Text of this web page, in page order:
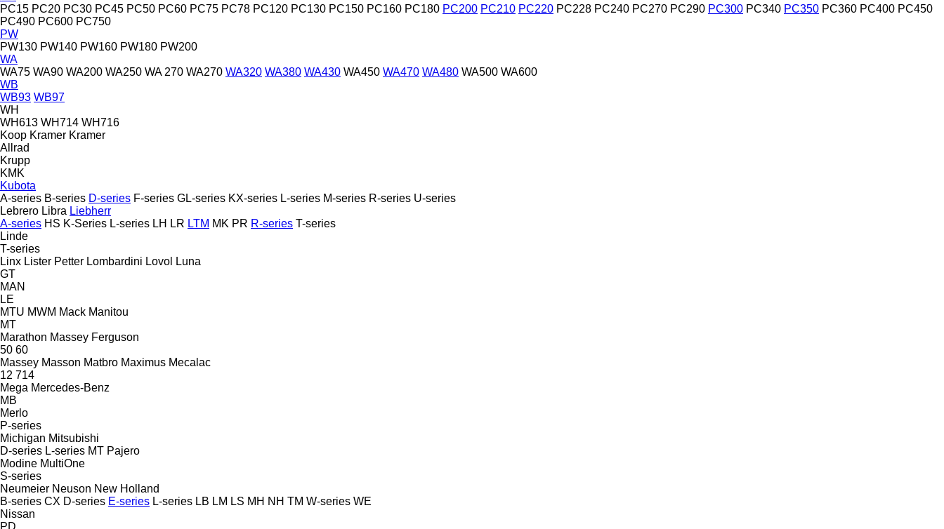
PC15 PC20 PC30 PC45 PC50 PC60 PC75 PC78 PC120 PC130 PC150 PC160 PC180 PC200 PC210 PC220 PC228 PC240 PC270 PC290 PC300 PC340 PC350 PC360 PC400 PC450
PC490 PC600 PC750
PW
PW130 PW140 PW160 PW180 PW200
WA
WA75 WA90 WA200 WA250 WA 270 WA270 WA320 WA380 WA430 WA450 WA470 WA480 WA500 WA600
WB
WB93 WB97
WH
WH613 WH714 WH716
Koop Kramer Kramer
Allrad
Krupp
KMK
Kubota
A-series B-series D-series F-series GL-series KX-series L-series M-series R-series U-series
Lebrero Libra Liebherr
A-series HS K-Series L-series LH LR LTM MK PR R-series T-series
Linde
T-series
Linx Lister Petter Lombardini Lovol
Luna
GT
MAN
LE
MTU MWM Mack Manitou
MT
Marathon Massey Ferguson
50 60
Massey Masson Matbro Maximus Mecalac
12 714
Mega Mercedes-Benz
MB
Merlo
P-series
Michigan Mitsubishi
D-series L-series MT Pajero
Modine MultiOne
S-series
Neumeier Neuson New Holland
B-series CX D-series E-series L-series LB LM LS MH NH TM W-series WE
Nissan
PD